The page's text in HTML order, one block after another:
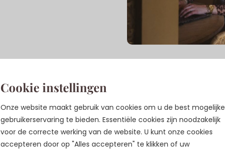
Cookie instellingen
Onze website maakt gebruik van cookies om u de best mogelijke
gebruikerservaring te bieden. Essentiële cookies zijn noodzakelijk
voor de correcte werking van de website. U kunt onze cookies
accepteren door op "Alles accepteren" te klikken of uw